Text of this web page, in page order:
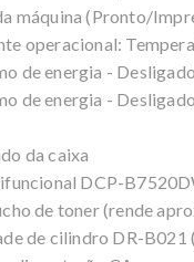
máquina (Pronto/
operacional:
de energia -
de energia -
da caixa
DCP-
de toner (rende
de cilindro DR-B021